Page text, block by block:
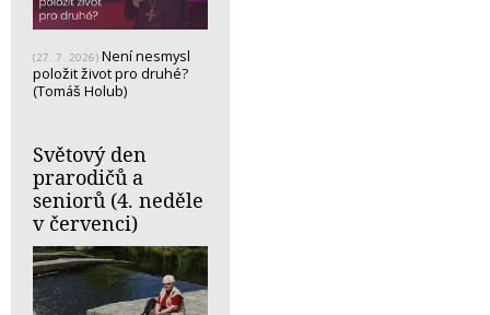
(27. 7. 2026) Není nesmysl
položit život pro druhé?
(Tomáš Holub)
Světový den
prarodičů a
seniorů (4. neděle
v červenci)